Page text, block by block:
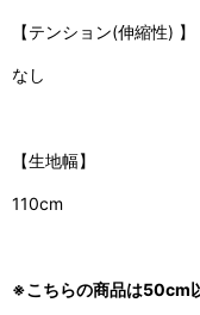
【テンション(伸縮性) 】
なし
【生地幅】
110cm
※こちらの商品は50cm